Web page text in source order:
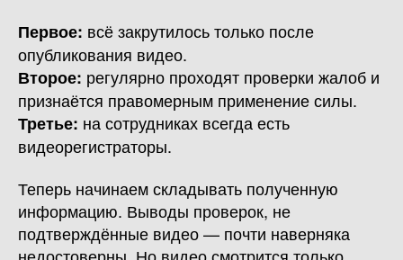
Первое: всё закрутилось только после
опубликования видео.
Второе: регулярно проходят проверки жалоб и
признаётся правомерным применение силы.
Третье: на сотрудниках всегда есть
видеорегистраторы.
Теперь начинаем складывать полученную
информацию. Выводы проверок, не
подтверждённые видео — почти наверняка